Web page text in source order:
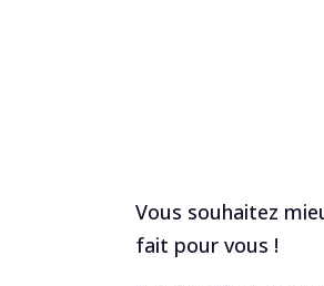
Vous souhaitez
fait pour vous !